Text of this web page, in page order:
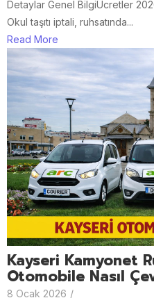
Detaylar Genel BilgiÜcretler
Okul taşıtı iptali, ruhsatında...
Read More
Kayseri Kamyonet
Otomobile Nasıl
8 Ocak 2026 /